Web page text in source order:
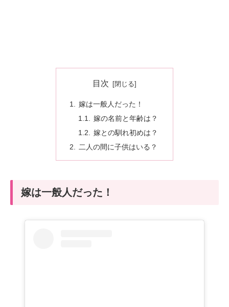
目次
嫁は一般人だった！
嫁の名前と年齢は？
嫁との馴れ初めは？
二人の間に子供はいる？
嫁は一般人だった！